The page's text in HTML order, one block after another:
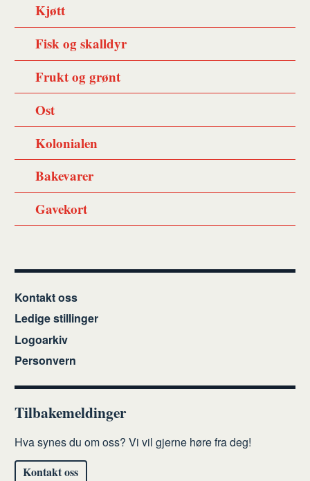
Kjøtt
Fisk og skalldyr
Frukt og grønt
Ost
Kolonialen
Bakevarer
Gavekort
Kontakt oss
Ledige stillinger
Logoarkiv
Personvern
Tilbakemeldinger
Hva synes du om oss? Vi vil gjerne høre fra deg!
Kontakt oss